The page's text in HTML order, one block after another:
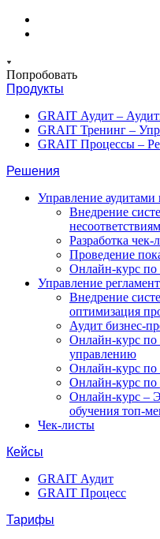
Попробовать
Продукты
GRAIT Аудит –
GRAIT Тренинг –
GRAIT Процессы –
Решения
Управление аудитами
Внедрение
Разработка чек-
Проведение
Онлайн-курс по
Управление
Внедрение
оптимизация
Аудит бизнес-
Онлайн-курс по
управлению
Онлайн-курс по
Онлайн-курс по
Онлайн-курс –
обучения топ-
Чек-листы
Кейсы
GRAIT Аудит
GRAIT Процесс
Тарифы